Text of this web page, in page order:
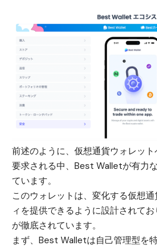
前述のように、仮想通貨ウォレッ
要求される中、 Best Walletが有力
ています。
このウォレットは、変化する仮想
ィを提供できるように設計されて
が徹底されています。
まず、Best Walletは自己管理型を